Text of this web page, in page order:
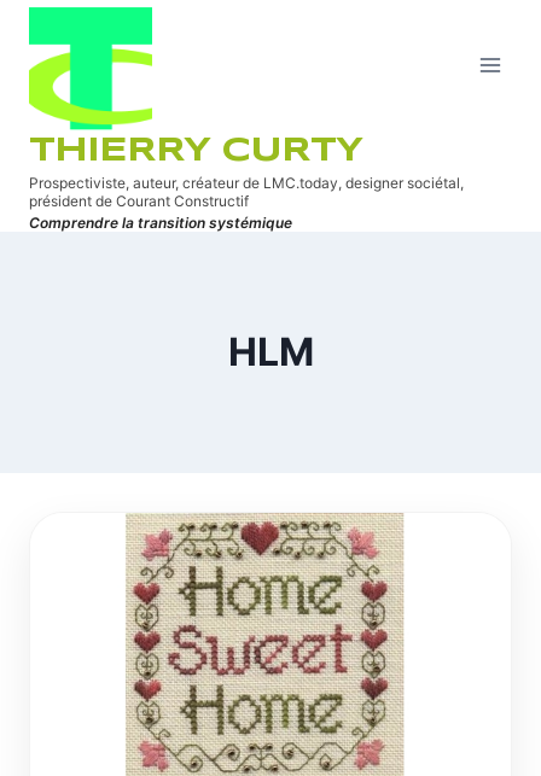
Aller
contenu
THIERRY CURTY
Prospectiviste, auteur, créateur de LMC.today, designer sociétal,
président de Courant Constructif
Comprendre la transition systémique
HLM